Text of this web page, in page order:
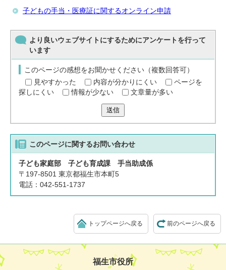
子どもの手当・医療証に関するオンライン申請
より良いウェブサイトにするためにアンケートを行って
います
このページの感想をお聞かせください（複数回答可）
見やすかった
内容が分かりにくい
ページを
探しにくい
情報が少ない 文章量が多い
送信
このページに関するお問い合わせ
子ども家庭部 子ども育成課 手当助成係
〒197-8501 東京都福生市本町5
電話：042-551-1737
前のページへ戻る
トップページへ戻る
福生市役所